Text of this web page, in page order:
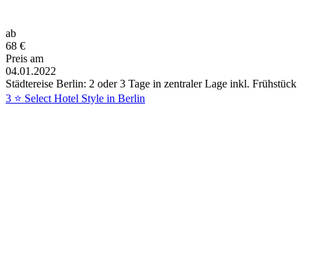
ab
68 €
Preis am
04.01.2022
Städtereise Berlin: 2 oder 3 Tage in zentraler Lage inkl. Frühstück
3 ⭐ Select Hotel Style in Berlin